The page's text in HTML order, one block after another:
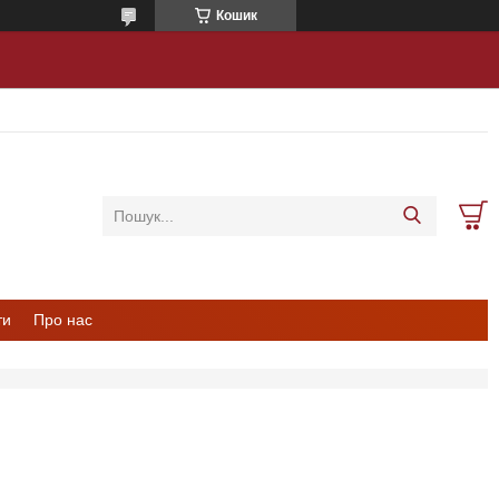
Кошик
Про нас